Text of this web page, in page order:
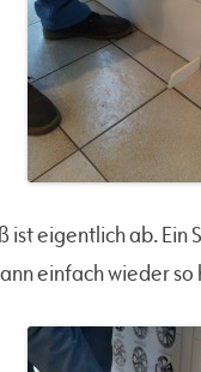
ist eigentlich ab.
einfach wieder